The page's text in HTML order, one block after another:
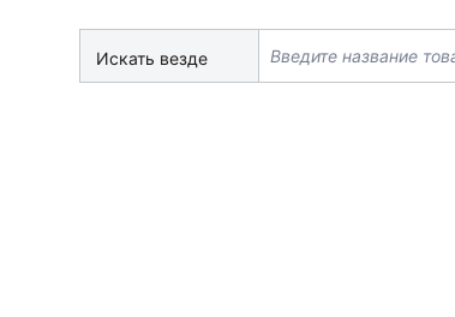
Искать везде